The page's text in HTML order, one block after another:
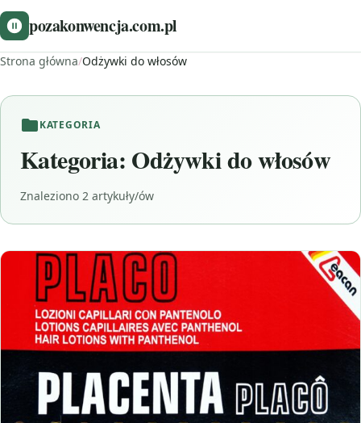
pozakonwencja.com.pl
Strona główna/Odżywki do włosów
KATEGORIA
Kategoria: Odżywki do włosów
Znaleziono 2 artykuły/ów